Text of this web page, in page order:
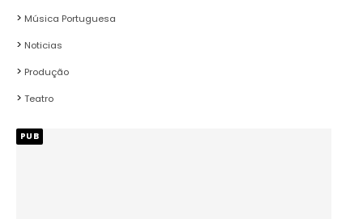
Música Portuguesa
Noticias
Produção
Teatro
PUB